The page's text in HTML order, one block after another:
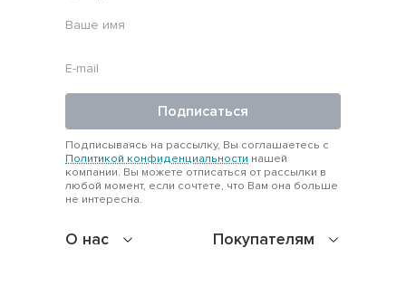
О нас Покупателям
Подписаться
Подписываясь на рассылку, Вы соглашаетесь с
Политикой конфиденциальности нашей
компании. Вы можете отписаться от рассылки в
любой момент, если сочтете, что Вам она больше
не интересна.